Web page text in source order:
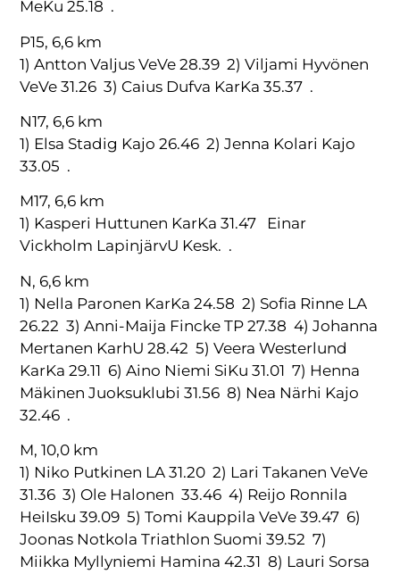
MeKu 25.18 .
P15, 6,6 km
1) Antton Valjus VeVe 28.39 2) Viljami Hyvönen
VeVe 31.26 3) Caius Dufva KarKa 35.37 .
N17, 6,6 km
1) Elsa Stadig Kajo 26.46 2) Jenna Kolari Kajo
33.05 .
M17, 6,6 km
1) Kasperi Huttunen KarKa 31.47 Einar
Vickholm LapinjärvU Kesk. .
N, 6,6 km
1) Nella Paronen KarKa 24.58 2) Sofia Rinne LA
26.22 3) Anni-Maija Fincke TP 27.38 4) Johanna
Mertanen KarhU 28.42 5) Veera Westerlund
KarKa 29.11 6) Aino Niemi SiKu 31.01 7) Henna
Mäkinen Juoksuklubi 31.56 8) Nea Närhi Kajo
32.46 .
M, 10,0 km
1) Niko Putkinen LA 31.20 2) Lari Takanen VeVe
31.36 3) Ole Halonen 33.46 4) Reijo Ronnila
HeiIsku 39.09 5) Tomi Kauppila VeVe 39.47 6)
Joonas Notkola Triathlon Suomi 39.52 7)
Miikka Myllyniemi Hamina 42.31 8) Lauri Sorsa